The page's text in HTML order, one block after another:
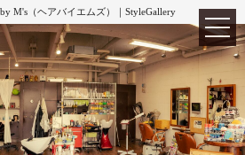
M's（ヘアバイエムズ）｜StyleGallery